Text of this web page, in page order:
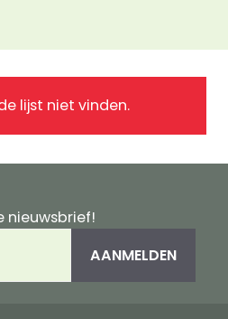
lijst niet vinden.
nieuwsbrief!
AANMELDEN